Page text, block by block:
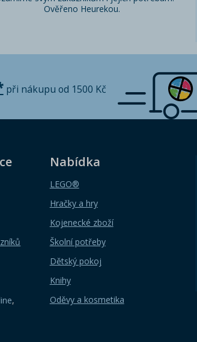
Ověřeno Heurekou.
při nákupu od 1500 Kč
Nabídka
LEGO®
Hračky a hry
Kojenecké zboží
Školní potřeby
Dětský pokoj
Knihy
Oděvy a kosmetika
,